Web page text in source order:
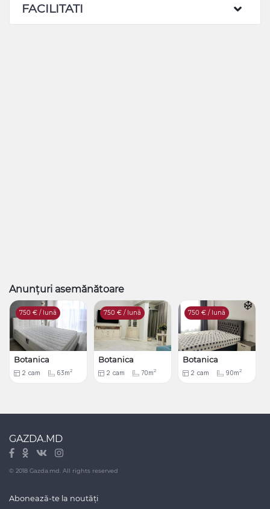
FACILITATI
Anunțuri asemănătoare
750 € / lună
Botanica
2 cam 63m2
750 € / lună
Botanica
2 cam 70m2
750 € / lună
Botanica
2 cam 90m2
GAZDA.MD
© 2018 Gazda.md. All rights reserved
Abonează-te la noutăți